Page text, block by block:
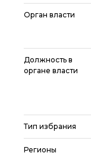
Орган власти
Должность в
органе власти
Тип избрания
Регионы